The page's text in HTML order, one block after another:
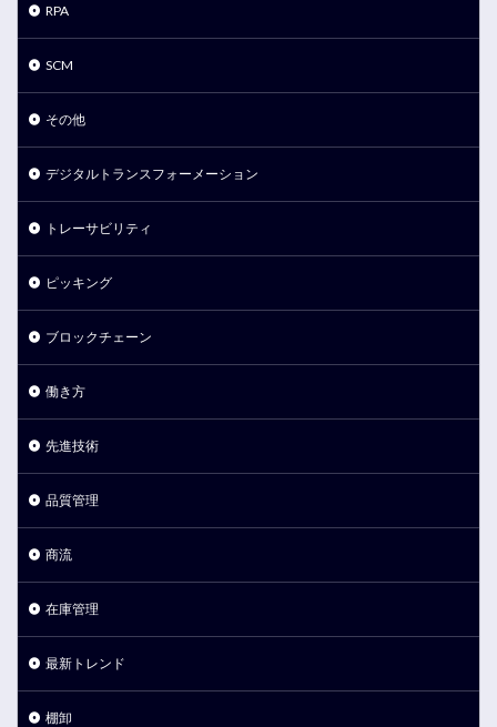
RPA
SCM
その他
デジタルトランスフォーメーション
トレーサビリティ
ピッキング
ブロックチェーン
働き方
先進技術
品質管理
商流
在庫管理
最新トレンド
棚卸